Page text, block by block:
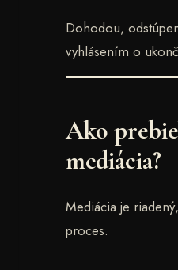
Dohodou,
vyhlásením o
Ako
mediácia?
Mediácia je
proces.